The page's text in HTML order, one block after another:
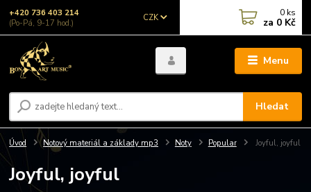
Menu
CZK
Hledat
+420 736 403 214
(Po-Pá, 9-17 hod.)
0 ks
za 0 Kč
Úvod Notový materiál a základy mp3 Noty Popular Joyful, joyful
Joyful, joyful